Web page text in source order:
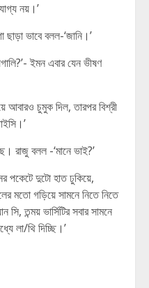
নয়।’
ছাড়া ভাবে বলল-‘জানি।’
ইমন এবার যেন ভীষণ
আবারও চুমুক দিল, তারপর বিশ্রী
রাজু বলল -‘মানে ভাই?’
পকেটে দুটো হাত ঢুকিয়ে,
মতো গড়িয়ে সামনে নিতে নিতে
তন্ময় ভার্সিটির সবার সামনে
লা/থি দিচ্ছি।’